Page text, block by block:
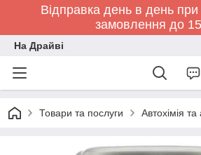
Відправка день в день
замовлення до
На Драйві
Товари та послуги Автохімія